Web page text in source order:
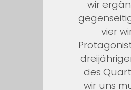
wir
vier
des
wir uns